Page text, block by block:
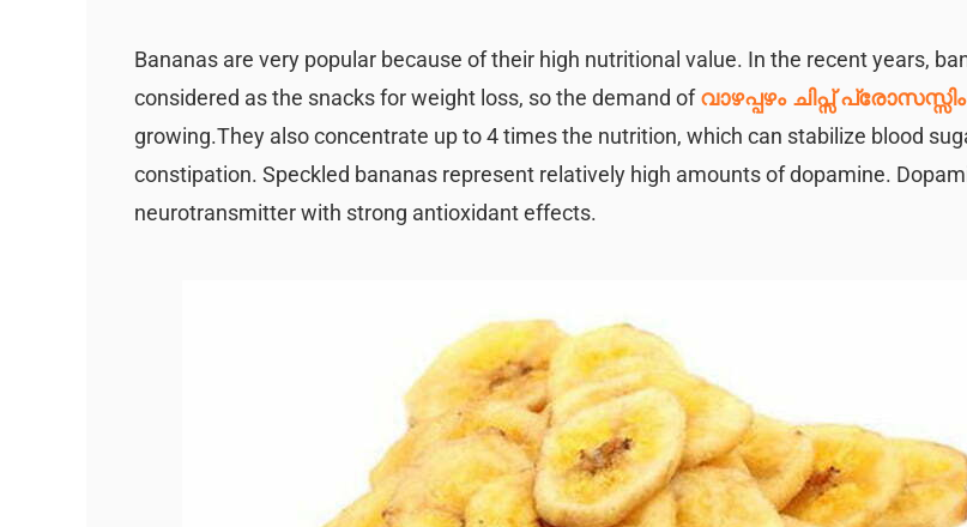
Bananas are very popular because of their high nutritional value. In the recent years,
considered as the snacks for weight loss, so the demand of വാഴപ്പഴം ചിപ്സ്
growing.They also concentrate up to 4 times the nutrition, which can stabilize blood
constipation. Speckled bananas represent relatively high amounts of dopamine.
neurotransmitter with strong antioxidant effects.